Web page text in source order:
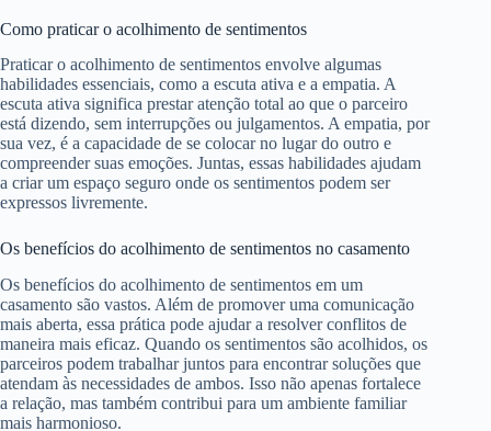
Como praticar o acolhimento de sentimentos
Praticar o acolhimento de sentimentos envolve algumas
habilidades essenciais, como a escuta ativa e a empatia. A
escuta ativa significa prestar atenção total ao que o parceiro
está dizendo, sem interrupções ou julgamentos. A empatia, por
sua vez, é a capacidade de se colocar no lugar do outro e
compreender suas emoções. Juntas, essas habilidades ajudam
a criar um espaço seguro onde os sentimentos podem ser
expressos livremente.
Os benefícios do acolhimento de sentimentos no casamento
Os benefícios do acolhimento de sentimentos em um
casamento são vastos. Além de promover uma comunicação
mais aberta, essa prática pode ajudar a resolver conflitos de
maneira mais eficaz. Quando os sentimentos são acolhidos, os
parceiros podem trabalhar juntos para encontrar soluções que
atendam às necessidades de ambos. Isso não apenas fortalece
a relação, mas também contribui para um ambiente familiar
mais harmonioso.